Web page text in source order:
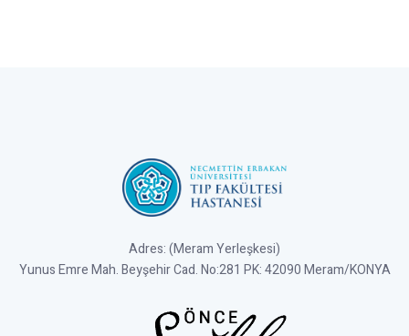
Adres: (Meram Yerleşkesi)
Yunus Emre Mah. Beyşehir Cad. No:281 PK: 42090 Meram/KONYA